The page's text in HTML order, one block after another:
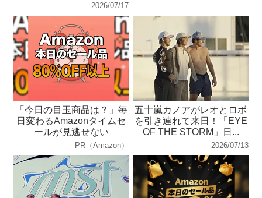
2026/07/17
「今日の目玉商品は？」毎
日変わるAmazonタイムセ
ールが見逃せない
PR（Amazon）
五十嵐カノアがレオとロボ
を引き連れて来日！「EYE
OF THE STORM」日...
2026/07/13